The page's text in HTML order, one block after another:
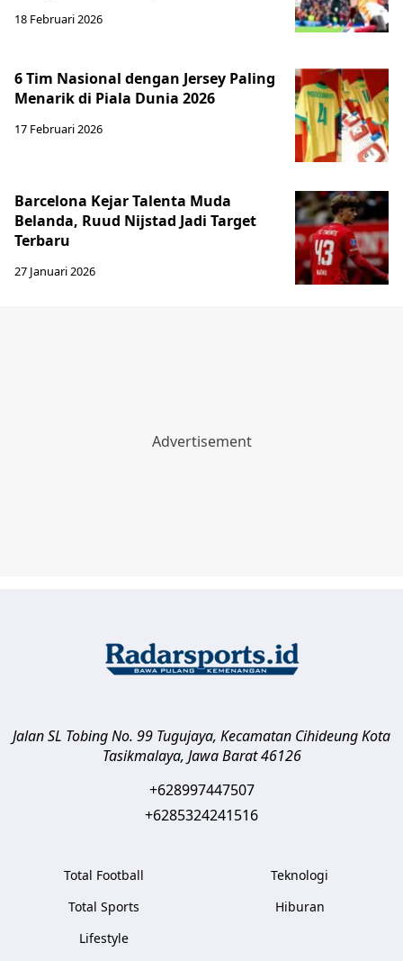
18 Februari 2026
6 Tim Nasional dengan Jersey Paling
Menarik di Piala Dunia 2026
17 Februari 2026
Barcelona Kejar Talenta Muda
Belanda, Ruud Nijstad Jadi Target
Terbaru
27 Januari 2026
Jalan SL Tobing No. 99 Tugujaya, Kecamatan CihideungKota
Tasikmalaya, Jawa Barat 46126
+628997447507
+6285324241516
Total Football
Total Sports
Lifestyle
Teknologi
Hiburan